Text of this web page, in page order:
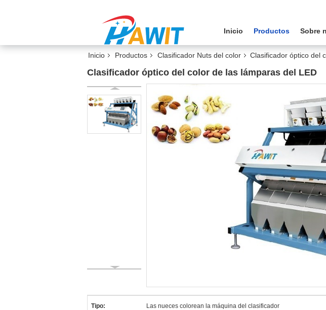
Inicio Productos Sobre
Inicio Productos Clasificador Nuts del color Clasificador óptico del
Clasificador óptico del color de las lámparas del LED
Tipo: Las nueces colorean la máquina del clasificador